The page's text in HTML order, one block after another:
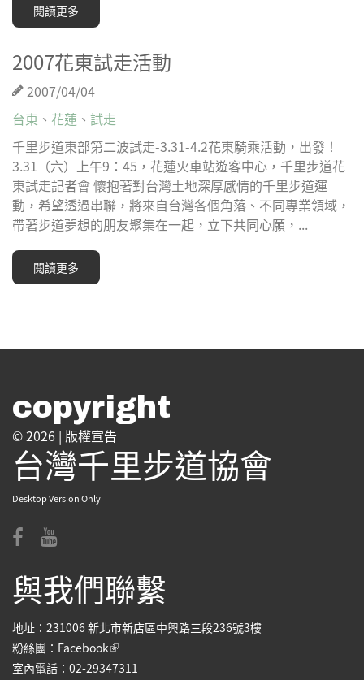
閱讀更多
2007花東試走活動
2007/04/04
台東 、 花蓮 、 試走
千里步道東部第二波試走-3.31-4.2花東騎乘活動，出發！
3.31（六）上午9：45，花蓮火車站遊客中心，千里步道花
東試走記者會 懷抱著對台灣土地深厚感情的千里步道運
動，希望透過串聯，將來自台灣各個角落、不同專業領域，
帶著步道夢想的朋友聚集在一起，立下共同心願，...
閱讀更多
copyright
© 2026 | 版權宣告
台灣千里步道協會
Desktop Version Only
與我們聯繫
地址：231006 新北市新店區中興路三段236號3樓
粉絲團： Facebook(link is external)
室內電話：02-29347311